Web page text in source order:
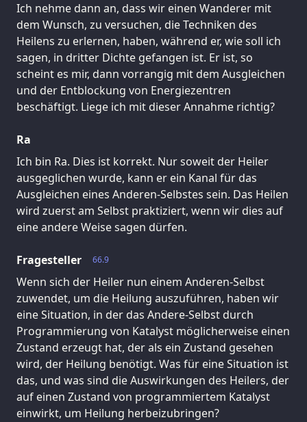
Ich nehme dann an, dass wir einen Wanderer mit
dem Wunsch, zu versuchen, die Techniken des
Heilens zu erlernen, haben, während er, wie soll ich
sagen, in dritter Dichte gefangen ist. Er ist, so
scheint es mir, dann vorrangig mit dem Ausgleichen
und der Entblockung von Energiezentren
beschäftigt. Liege ich mit dieser Annahme richtig?
Ra
Ich bin Ra. Dies ist korrekt. Nur soweit der Heiler
ausgeglichen wurde, kann er ein Kanal für das
Ausgleichen eines Anderen-Selbstes sein. Das Heilen
wird zuerst am Selbst praktiziert, wenn wir dies auf
eine andere Weise sagen dürfen.
66.9
Fragesteller
Wenn sich der Heiler nun einem Anderen-Selbst
zuwendet, um die Heilung auszuführen, haben wir
eine Situation, in der das Andere-Selbst durch
Programmierung von Katalyst möglicherweise einen
Zustand erzeugt hat, der als ein Zustand gesehen
wird, der Heilung benötigt. Was für eine Situation ist
das, und was sind die Auswirkungen des Heilers, der
auf einen Zustand von programmiertem Katalyst
einwirkt, um Heilung herbeizubringen?